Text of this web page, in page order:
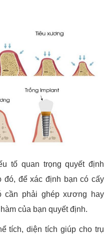
tố quan trọng quyết định
đó, để xác định bạn có cấy
cần phải ghép xương hay
của bạn quyết định.
tích, diện tích giúp cho trụ